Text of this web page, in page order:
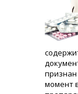
момент